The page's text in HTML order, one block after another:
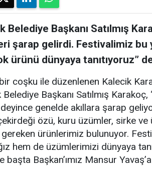
Belediye Başkanı Satılmış
şarap gelirdi. Festivalimiz bu
ürünü dünyaya tanıtıyoruz”
coşku ile düzenlenen Kalecik
Belediye Başkanı Satılmış
deyince genelde akıllara şarap
özü, kuru üzümler, sirke
gereken ürünlerimiz bulunuyor.
hem de üzümlerimizi dünyaya
başta Başkan’ımız Mansur